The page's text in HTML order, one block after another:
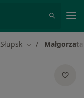
Słupsk Zmień miasto